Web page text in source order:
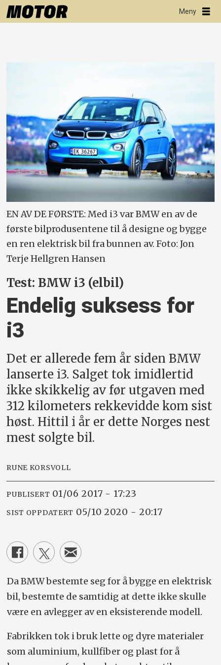
EN AV DE FØRSTE: Med i3 var BMW en av de
første bilprodusentene til å designe og bygge
en ren elektrisk bil fra bunnen av. Foto: Jon
Terje Hellgren Hansen
Test: BMW i3 (elbil)
Endelig suksess for
i3
Det er allerede fem år siden BMW
lanserte i3. Salget tok imidlertid
ikke skikkelig av før utgaven med
312 kilometers rekkevidde kom sist
høst. Hittil i år er dette Norges nest
mest solgte bil.
RUNE KORSVOLL
PUBLISERT 01/06 2017 - 17:23
SIST OPPDATERT 05/10 2020 - 20:17
Da BMW bestemte seg for å bygge en elektrisk
bil, bestemte de samtidig at dette ikke skulle
være en avlegger av en eksisterende modell.
Fabrikken tok i bruk lette og dyre materialer
som aluminium, kullfiber og plast for å